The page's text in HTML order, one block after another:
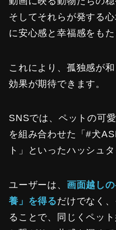
そしてそれらが発する
に安心感と幸福感をもた
これにより、孤独感が
効果が期待できます。
SNSでは、ペットの可
を組み合わせた「#犬
ト」といったハッシュタ
ユーザーは、 画面越し
養」を得るだけでなく
ることで、同じくペッ